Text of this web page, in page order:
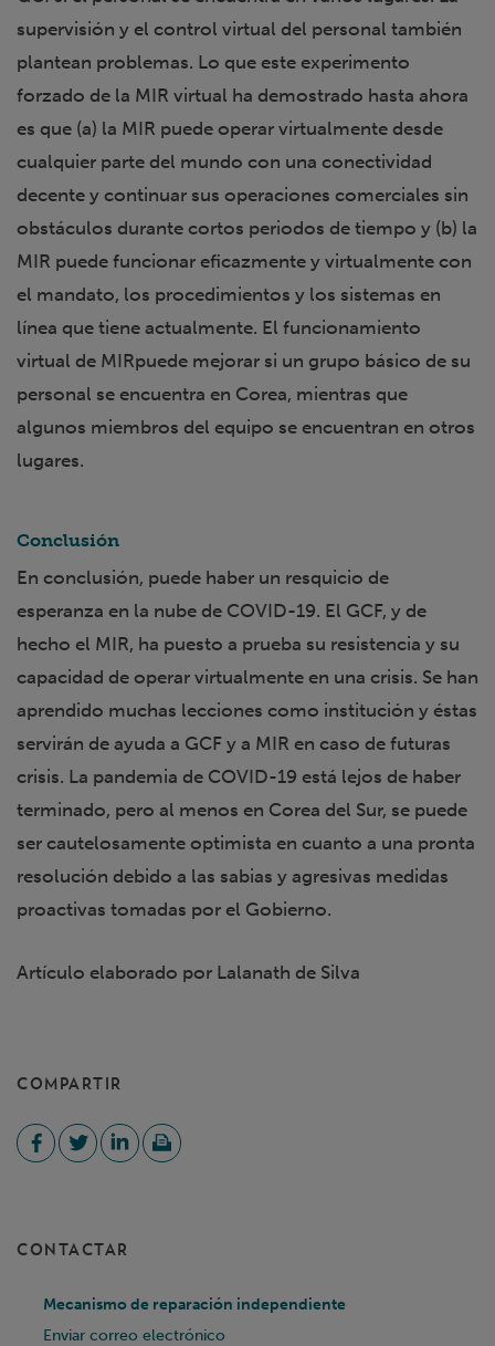
supervisión y el control virtual del personal también
plantean problemas. Lo que este experimento
forzado de la MIR virtual ha demostrado hasta ahora
es que (a) la MIR puede operar virtualmente desde
cualquier parte del mundo con una conectividad
decente y continuar sus operaciones comerciales sin
obstáculos durante cortos periodos de tiempo y (b) la
MIR puede funcionar eficazmente y virtualmente con
el mandato, los procedimientos y los sistemas en
línea que tiene actualmente. El funcionamiento
virtual de MIRpuede mejorar si un grupo básico de su
personal se encuentra en Corea, mientras que
algunos miembros del equipo se encuentran en otros
lugares.
Conclusión
En conclusión, puede haber un resquicio de
esperanza en la nube de COVID-19. El GCF, y de
hecho el MIR, ha puesto a prueba su resistencia y su
capacidad de operar virtualmente en una crisis. Se han
aprendido muchas lecciones como institución y éstas
servirán de ayuda a GCF y a MIR en caso de futuras
crisis. La pandemia de COVID-19 está lejos de haber
terminado, pero al menos en Corea del Sur, se puede
ser cautelosamente optimista en cuanto a una pronta
resolución debido a las sabias y agresivas medidas
proactivas tomadas por el Gobierno.
Artículo elaborado por Lalanath de Silva
COMPARTIR
CONTACTAR
Mecanismo de reparación independiente
Enviar correo electrónico